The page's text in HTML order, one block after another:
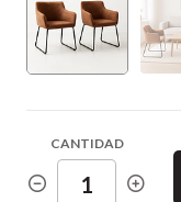
CANTIDAD